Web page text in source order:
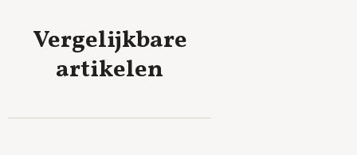
Vergelijkbare
artikelen